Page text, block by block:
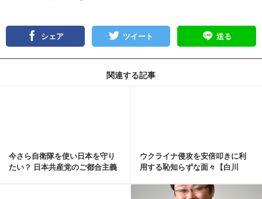
シェア ツイート 送る
関連する記事
今さら自衛隊を使い日本を守り
たい？ 日本共産党のご都合主義
ウクライナ侵攻を安倍叩きに利
用する恥知らずな面々【白川